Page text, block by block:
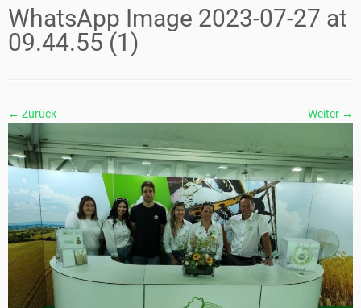
Inhalt
springen
WhatsApp Image 2023-07-27 at
09.44.55 (1)
← Zurück Weiter →